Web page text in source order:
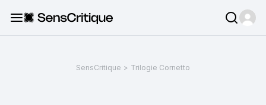
SensCritique > Trilogie Cornetto